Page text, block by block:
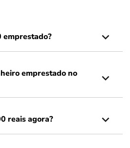
emprestado?
emprestado no
reais agora?